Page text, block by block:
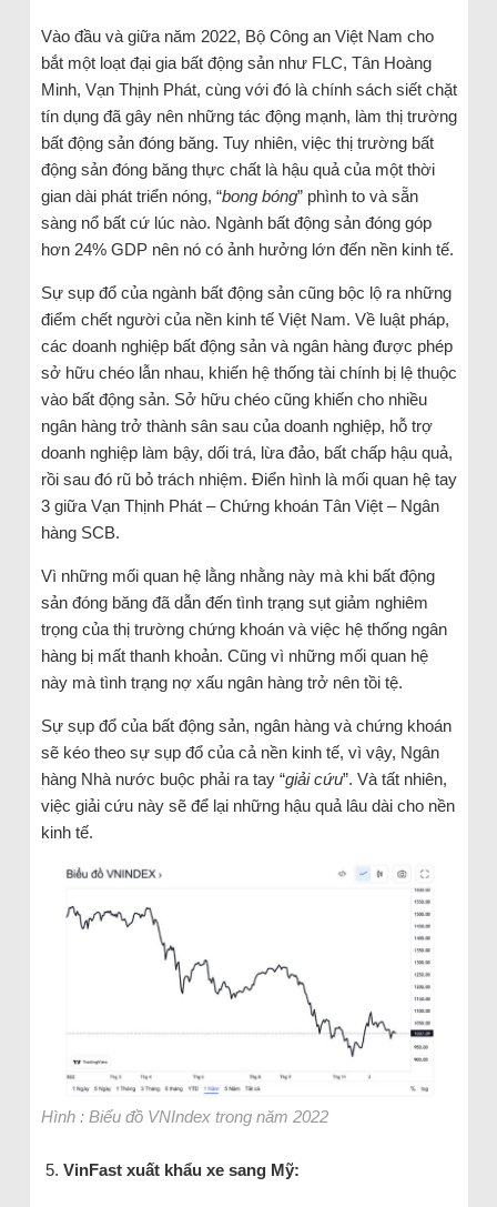
Vào đầu và giữa năm 2022, Bộ Công an Việt Nam cho
bắt một loạt đại gia bất động sản như FLC, Tân Hoàng
Minh, Vạn Thịnh Phát, cùng với đó là chính sách siết chặt
tín dụng đã gây nên những tác động mạnh, làm thị trường
bất động sản đóng băng. Tuy nhiên, việc thị trường bất
động sản đóng băng thực chất là hậu quả của một thời
gian dài phát triển nóng, “bong bóng” phình to và sẵn
sàng nổ bất cứ lúc nào. Ngành bất động sản đóng góp
hơn 24% GDP nên nó có ảnh hưởng lớn đến nền kinh tế.
Sự sụp đổ của ngành bất động sản cũng bộc lộ ra những
điểm chết người của nền kinh tế Việt Nam. Về luật pháp,
các doanh nghiệp bất động sản và ngân hàng được phép
sở hữu chéo lẫn nhau, khiến hệ thống tài chính bị lệ thuộc
vào bất động sản. Sở hữu chéo cũng khiến cho nhiều
ngân hàng trở thành sân sau của doanh nghiệp, hỗ trợ
doanh nghiệp làm bậy, dối trá, lừa đảo, bất chấp hậu quả,
rồi sau đó rũ bỏ trách nhiệm. Điển hình là mối quan hệ tay
3 giữa Vạn Thịnh Phát – Chứng khoán Tân Việt – Ngân
hàng SCB.
Vì những mối quan hệ lằng nhằng này mà khi bất động
sản đóng băng đã dẫn đến tình trạng sụt giảm nghiêm
trọng của thị trường chứng khoán và việc hệ thống ngân
hàng bị mất thanh khoản. Cũng vì những mối quan hệ
này mà tình trạng nợ xấu ngân hàng trở nên tồi tệ.
Sự sụp đổ của bất động sản, ngân hàng và chứng khoán
sẽ kéo theo sự sụp đổ của cả nền kinh tế, vì vậy, Ngân
hàng Nhà nước buộc phải ra tay “giải cứu”. Và tất nhiên,
việc giải cứu này sẽ để lại những hậu quả lâu dài cho nền
kinh tế.
Hình : Biểu đồ VNIndex trong năm 2022
VinFast xuất khẩu xe sang Mỹ: